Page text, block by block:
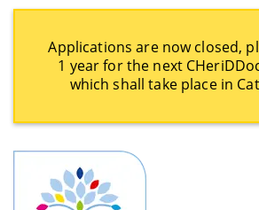
Applications are now closed,
1 year for the next
which shall take place in